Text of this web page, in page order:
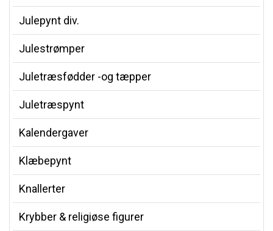
Julepynt div.
Julestrømper
Juletræsfødder -og tæpper
Juletræspynt
Kalendergaver
Klæbepynt
Knallerter
Krybber & religiøse figurer